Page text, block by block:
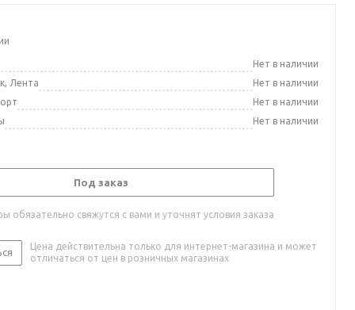
Нет в наличии
Лента
Нет в наличии
Нет в наличии
Нет в наличии
Под заказ
обязательно свяжутся с вами и уточнят условия заказа
Цена действительна только для интернет-магазина и может
отличаться от цен в розничных магазинах